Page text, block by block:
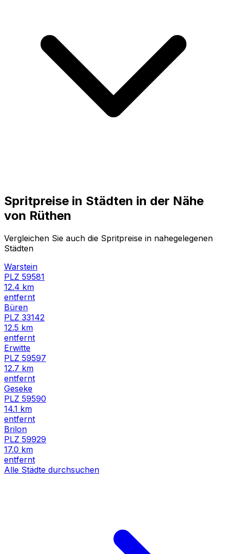
Spritpreise in Städten in der Nähe
von Rüthen
Vergleichen Sie auch die Spritpreise in nahegelegenen
Städten
Warstein
PLZ 59581
12.4 km
entfernt
Büren
PLZ 33142
12.5 km
entfernt
Erwitte
PLZ 59597
12.7 km
entfernt
Geseke
PLZ 59590
14.1 km
entfernt
Brilon
PLZ 59929
17.0 km
entfernt
Alle Städte durchsuchen